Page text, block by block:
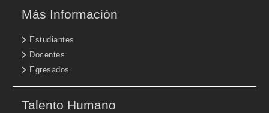
Más Información
Estudiantes
Docentes
Egresados
Talento Humano